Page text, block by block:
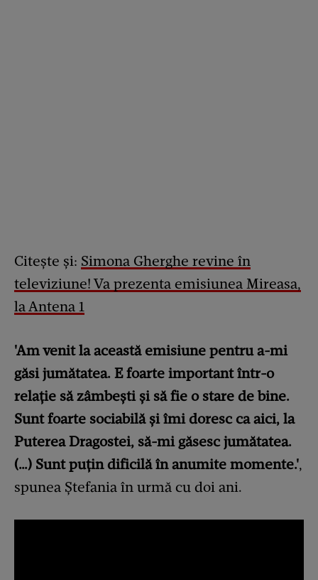
Citește și: Simona Gherghe revine în
televiziune! Va prezenta emisiunea Mireasa,
la Antena 1
'Am venit la această emisiune pentru a-mi
găsi jumătatea. E foarte important într-o
relație să zâmbești și să fie o stare de bine.
Sunt foarte sociabilă și îmi doresc ca aici, la
Puterea Dragostei, să-mi găsesc jumătatea.
(…) Sunt puțin dificilă în anumite momente.',
spunea Ștefania în urmă cu doi ani.